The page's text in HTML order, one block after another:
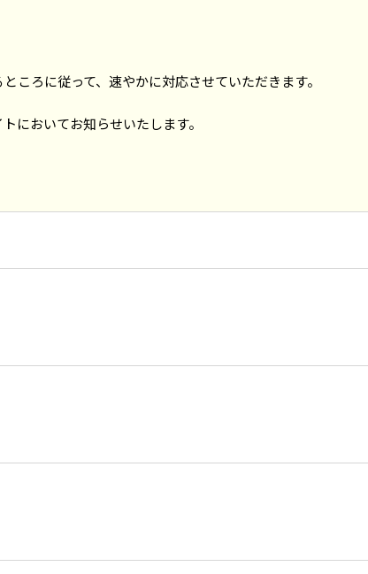
ころに従って、速やかに対応させていただきます。
においてお知らせいたします。